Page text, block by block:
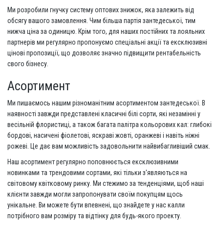
Ми розробили гнучку систему оптових знижок, яка залежить від
обсягу вашого замовлення. Чим більша партія зантедеської, тим
нижча ціна за одиницю. Крім того, для наших постійних та лояльних
партнерів ми регулярно пропонуємо спеціальні акції та ексклюзивні
цінові пропозиції, що дозволяє значно підвищити рентабельність
свого бізнесу.
Асортимент
Ми пишаємось нашим різноманітним асортиментом зантедеської. В
наявності завжди представлені класичні білі сорти, які незамінні у
весільній флористиці, а також багата палітра кольорових кал: глибокі
бордові, насичені фіолетові, яскраві жовті, оранжеві і навіть ніжні
рожеві. Це дає вам можливість задовольнити найвибагливіший смак.
Наш асортимент регулярно поповнюється ексклюзивними
новинками та трендовими сортами, які тільки з'являються на
світовому квітковому ринку. Ми стежимо за тенденціями, щоб наші
клієнти завжди могли запропонувати своїм покупцям щось
унікальне. Ви можете бути впевнені, що знайдете у нас калли
потрібного вам розміру та відтінку для будь-якого проекту.